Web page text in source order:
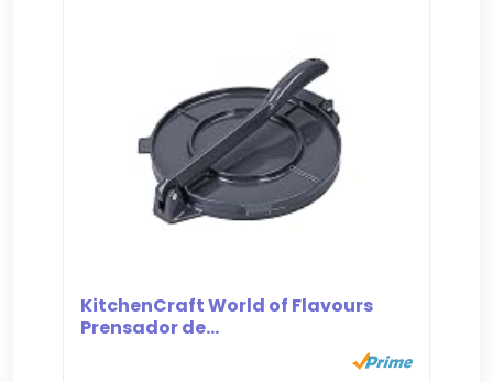
KitchenCraft World of Flavours
Prensador de...